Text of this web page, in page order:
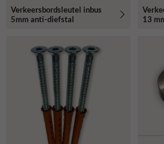
Verkeersbordsleutel inbus
5mm anti-diefstal
13